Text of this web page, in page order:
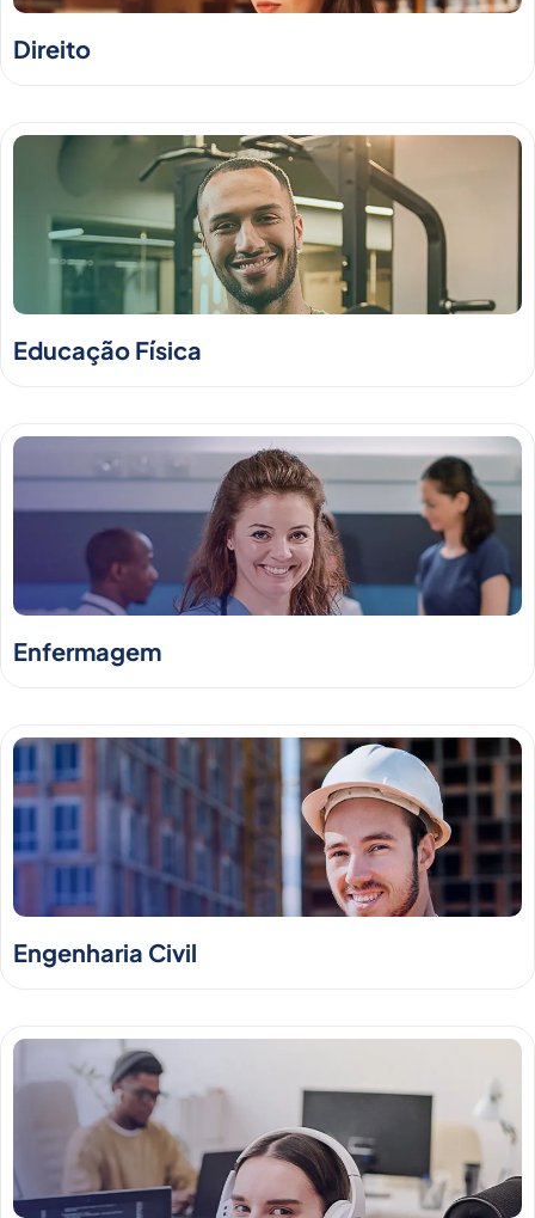
Direito
Educação Física
Enfermagem
Engenharia Civil